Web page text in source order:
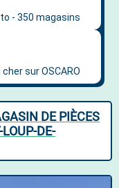
DE PIÈCES
DE-